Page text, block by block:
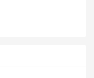
ー」ってなるよ
ちゃうし。